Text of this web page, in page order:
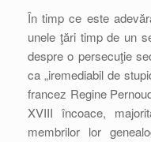
În timp ce este
unele ţări timp de un
despre o persecuţie
ca „iremediabil de
francez Regine
XVIII încoace,
membrilor lor